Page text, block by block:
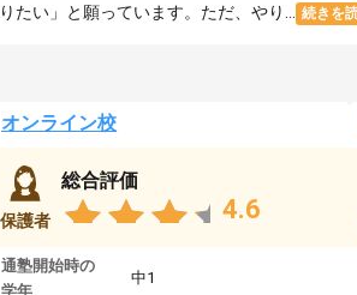
い」と願っています。ただ、やり... 続きを
オンライン校
保護者
総合評価
4.6
通塾開始時の
学年
中1